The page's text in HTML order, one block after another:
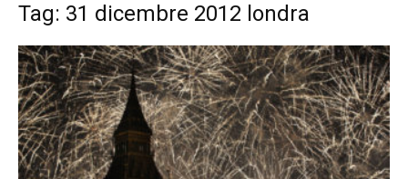
Tag: 31 dicembre 2012 londra